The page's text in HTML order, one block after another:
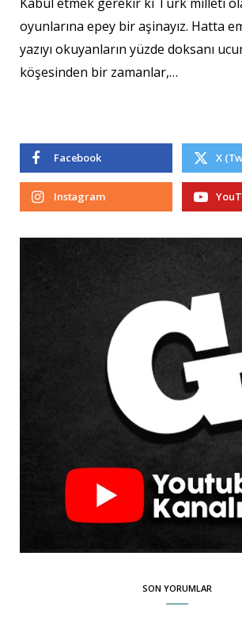
oyunlarına epey bir aşinayız. Hatta
yazıyı okuyanların yüzde doksanı
köşesinden bir zamanlar,…
Facebook X
Instagram
SON YORUMLAR